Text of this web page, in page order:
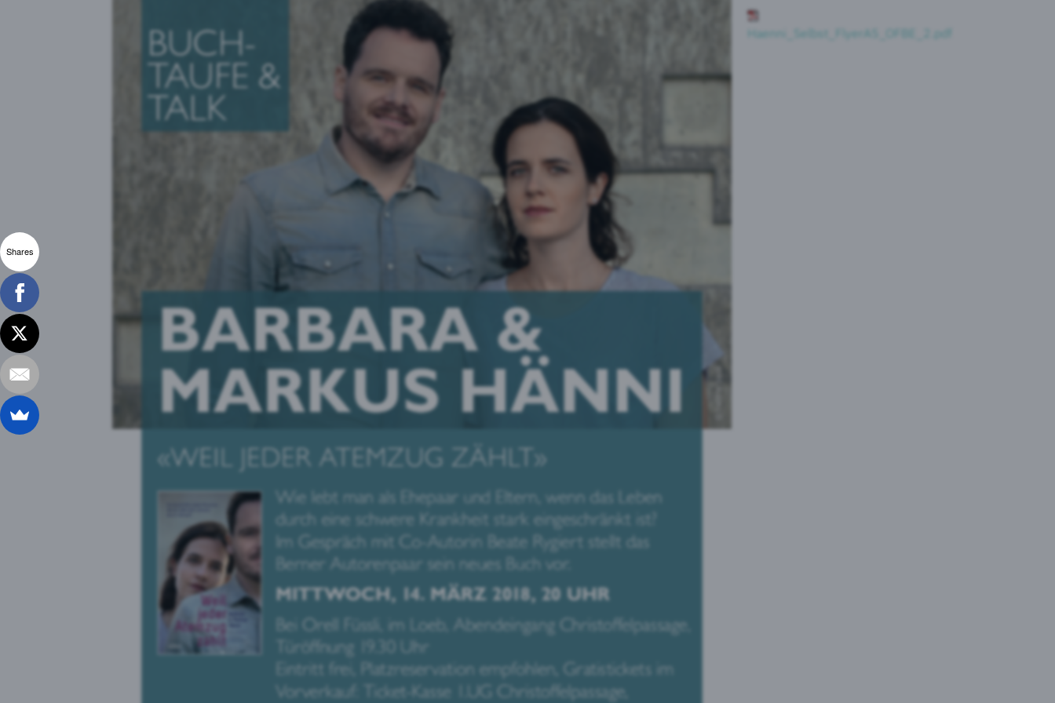
Haenni_Selbst_FlyerA5_OFBE_2.pdf
Shares